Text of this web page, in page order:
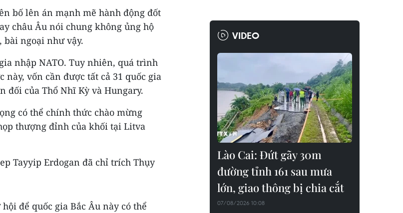
bố lên án mạnh mẽ hành động đốt
châu Âu nói chung không ủng hộ
bài ngoại như vậy.
nhập NATO. Tuy nhiên, quá trình
vốn cần được tất cả 31 quốc gia
đối của Thổ Nhĩ Kỳ và Hungary.
có thể chính thức chào mừng
thượng đỉnh của khối tại Litva
Tayyip Erdogan đã chỉ trích Thụy
để quốc gia Bắc Âu này có thể
VIDEO
Lào Cai: Đứt gãy 30m
đường tỉnh 161 sau mưa
lớn, giao thông bị chia cắt
07/08/2026 10:08